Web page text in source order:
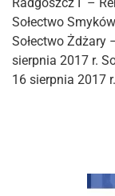
Sołectwo
Sołectwo Żdżary
sierpnia 2017 r.
16 sierpnia 2017